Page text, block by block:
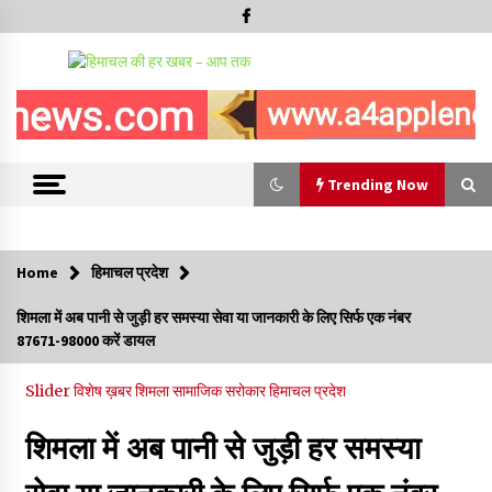
Trending Now
शिमला पुलिस में बड़ी अनुशासनात्मक कार्रवाई, 3 पुलिसकर्मी निलंबित
07/08/2026
संसद में दी जानकारी
रूपी भावा वन्यजीव अभयारण्य में फिर दिखा जंगलों का ‘खामोश पहरेदार’, दुर्लभ
Home हिमाचल प्रदेश
शिमला में अब पानी से जुड़ी हर समस्या सेवा या जानकारी के लिए सिर्फ एक नंबर
87671-98000 करें डायल
Sliderविशेष ख़बरशिमलासामाजिक सरोकारहिमाचल प्रदेश
शिमला में अब पानी से जुड़ी हर समस्या